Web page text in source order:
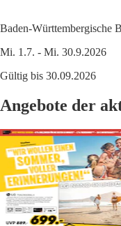
Baden-Württembergische
Mi. 1.7. - Mi. 30.9.2026
Gültig bis 30.09.2026
Angebote der